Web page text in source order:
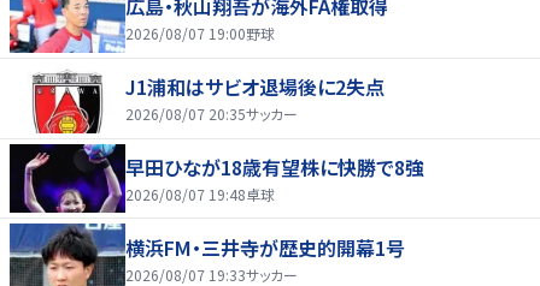
広島・秋山翔吾が海外FA権取得
2026/08/07 19:00野球
J1浦和はサビオ退場後に2失点
2026/08/07 20:35サッカー
早田ひなが18歳有望株に快勝で8強
2026/08/07 19:48卓球
横浜FM・三井寺が歴史的開幕1号
2026/08/07 19:33サッカー